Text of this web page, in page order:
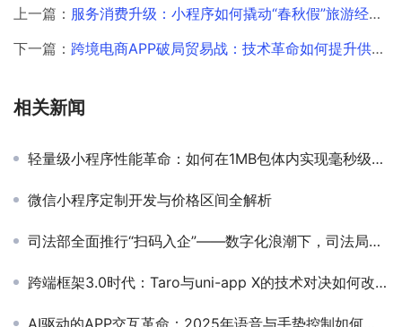
上一篇： 服务消费升级：小程序如何撬动“春秋假”旅游经济？
下一篇： 跨境电商APP破局贸易战：技术革命如何提升供应链透明度？
相关新闻
轻量级小程序性能革命：如何在1MB包体内实现毫秒级响应
微信小程序定制开发与价格区间全解析
司法部全面推行“扫码入企”——数字化浪潮下，司法局如何抢占先机？
跨端框架3.0时代：Taro与uni-app X的技术对决如何改写行业规则？
AI驱动的APP交互革命：2025年语音与手势控制如何重塑用户体验